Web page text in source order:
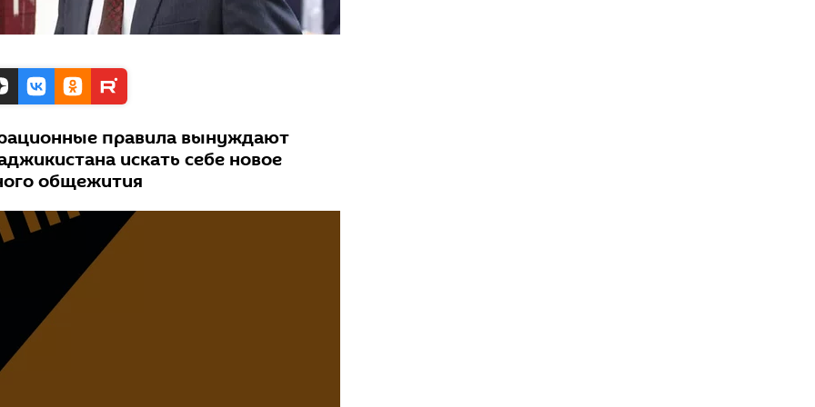
правила вынуждают
искать себе новое
общежития